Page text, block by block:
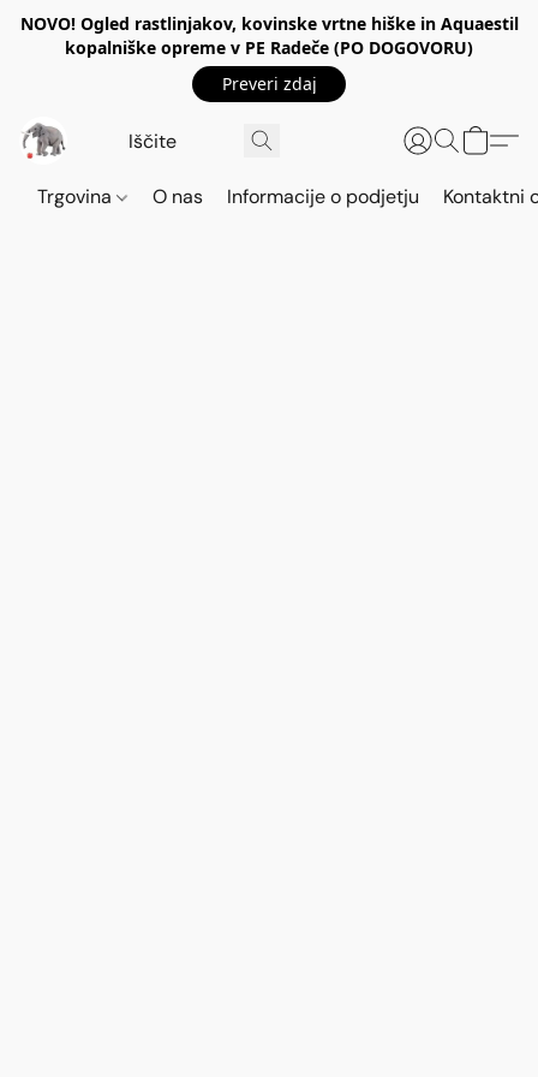
NOVO! Ogled rastlinjakov, kovinske vrtne hiške in Aquaestil
kopalniške opreme v PE Radeče (PO DOGOVORU)
Preveri zdaj
Trgovina O nas Informacije o podjetju Kontaktni